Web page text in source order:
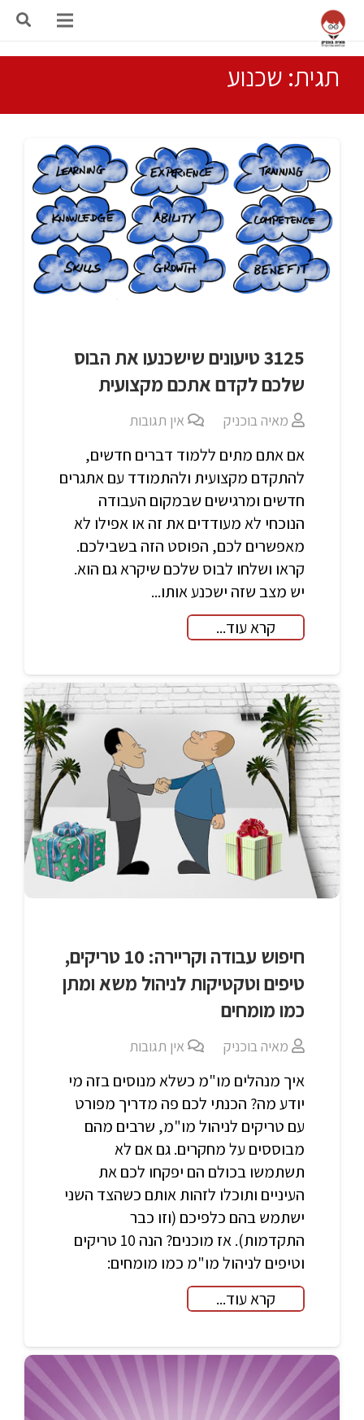
תגית: שכנוע
3125 טיעונים שישכנעו את הבוס
שלכם לקדם אתכם מקצועית
מאיה בוכניק אין תגובות
אם אתם מתים ללמוד דברים חדשים,
להתקדם מקצועית ולהתמודד עם אתגרים
חדשים ומרגישים שבמקום העבודה
הנוכחי לא מעודדים את זה או אפילו לא
מאפשרים לכם, הפוסט הזה בשבילכם.
קראו ושלחו לבוס שלכם שיקרא גם הוא.
יש מצב שזה ישכנע אותו...
קרא עוד...
חיפוש עבודה וקריירה: 10 טריקים,
טיפים וטקטיקות לניהול משא ומתן
כמו מומחים
מאיה בוכניק אין תגובות
איך מנהלים מו"מ כשלא מנוסים בזה מי
יודע מה? הכנתי לכם פה מדריך מפורט
עם טריקים לניהול מו"מ, שרבים מהם
מבוססים על מחקרים. גם אם לא
תשתמשו בכולם הם יפקחו לכם את
העיניים ותוכלו לזהות אותם כשהצד השני
ישתמש בהם כלפיכם (וזו כבר
התקדמות). אז מוכנים? הנה 10 טריקים
וטיפים לניהול מו"מ כמו מומחים:
קרא עוד...